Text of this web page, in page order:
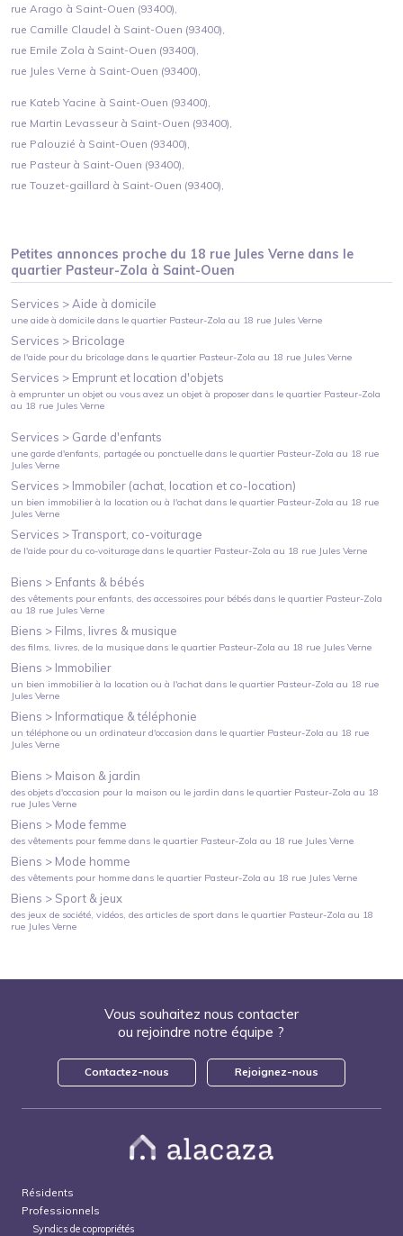
rue Arago à Saint-Ouen (93400),
rue Camille Claudel à Saint-Ouen (93400),
rue Emile Zola à Saint-Ouen (93400),
rue Jules Verne à Saint-Ouen (93400),
rue Kateb Yacine à Saint-Ouen (93400),
rue Martin Levasseur à Saint-Ouen (93400),
rue Palouzié à Saint-Ouen (93400),
rue Pasteur à Saint-Ouen (93400),
rue Touzet-gaillard à Saint-Ouen (93400),
Petites annonces proche du 18 rue Jules Verne dans le
quartier Pasteur-Zola à Saint-Ouen
Services > Aide à domicile
une aide à domicile dans le quartier Pasteur-Zola au 18 rue Jules Verne
Services > Bricolage
de l'aide pour du bricolage dans le quartier Pasteur-Zola au 18 rue Jules Verne
Services > Emprunt et location d'objets
à emprunter un objet ou vous avez un objet à proposer dans le quartier Pasteur-Zola
au 18 rue Jules Verne
Services > Garde d'enfants
une garde d'enfants, partagée ou ponctuelle dans le quartier Pasteur-Zola au 18 rue
Jules Verne
Services > Immobiler (achat, location et co-location)
un bien immobilier à la location ou à l'achat dans le quartier Pasteur-Zola au 18 rue
Jules Verne
Services >Transport, co-voiturage
de l'aide pour du co-voiturage dans le quartier Pasteur-Zola au 18 rue Jules Verne
Biens > Enfants & bébés
des vêtements pour enfants, des accessoires pour bébés dans le quartier Pasteur-Zola
au 18 rue Jules Verne
Biens > Films, livres & musique
des films, livres, de la musique dans le quartier Pasteur-Zola au 18 rue Jules Verne
Biens > Immobilier
un bien immobilier à la location ou à l'achat dans le quartier Pasteur-Zola au 18 rue
Jules Verne
Biens > Informatique & téléphonie
un téléphone ou un ordinateur d'occasion dans le quartier Pasteur-Zola au 18 rue
Jules Verne
Biens > Maison & jardin
des objets d'occasion pour la maison ou le jardin dans le quartier Pasteur-Zola au 18
rue Jules Verne
Biens > Mode femme
des vêtements pour femme dans le quartier Pasteur-Zola au 18 rue Jules Verne
Biens > Mode homme
des vêtements pour homme dans le quartier Pasteur-Zola au 18 rue Jules Verne
Biens > Sport & jeux
des jeux de société, vidéos, des articles de sport dans le quartier Pasteur-Zola au 18
rue Jules Verne
Vous souhaitez nous contacter
ou rejoindre notre équipe ?
Contactez-nous Rejoignez-nous
Résidents
Professionnels
Syndics de copropriétés